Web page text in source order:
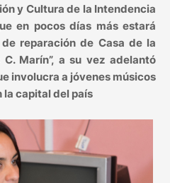
y Cultura de la Intendencia
en pocos días más estará
reparación de Casa de la
Marín”, a su vez adelantó
involucra a jóvenes músicos
la capital del país